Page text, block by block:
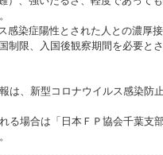
感染症陽性とされた人との濃厚接
制限、入国後観察期間を必要と
は、新型コロナウイルス感染防
る場合は「日本ＦＰ協会千葉支